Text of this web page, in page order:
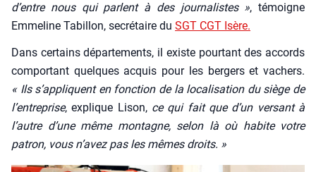
d’entre nous qui parlent à des jour­na­listes », témoigne
Emme­line Tabillon, secré­taire du SGT CGT Isère.
Dans cer­tains dépar­te­ments, il existe pour­tant des accords
com­por­tant quelques acquis pour les ber­gers et vachers.
« Ils s’appliquent en fonc­tion de la loca­li­sa­tion du siège de
l’entreprise, explique Lison, ce qui fait que d’un ver­sant à
l’autre d’une même mon­tagne, selon là où habite votre
patron, vous n’avez pas les mêmes droits. »